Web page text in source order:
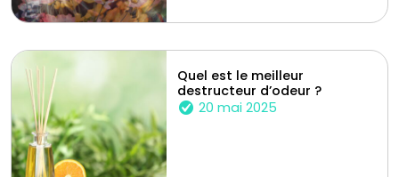
Quel est le meilleur
destructeur d’odeur ?
20 mai 2025